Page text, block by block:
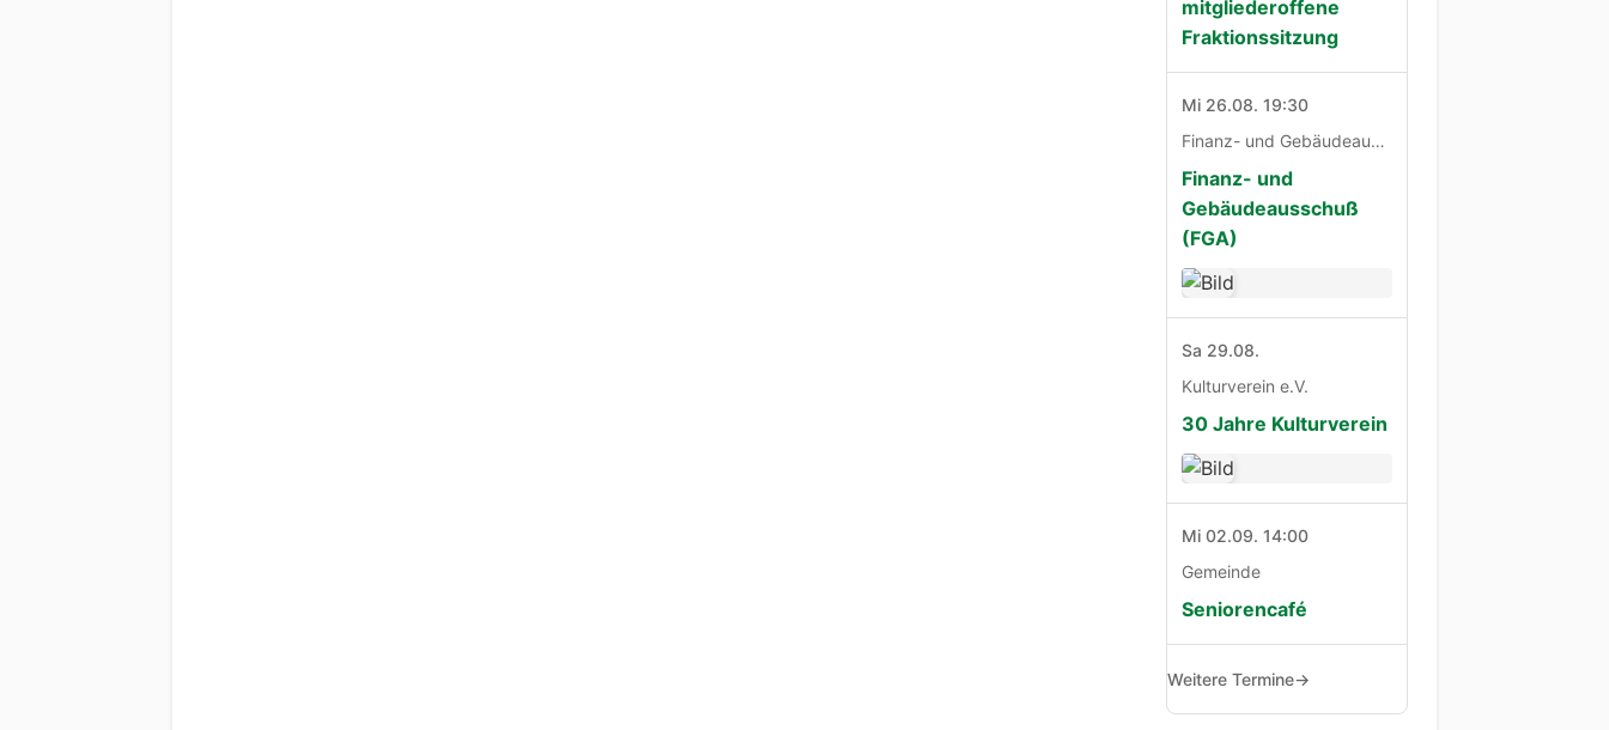
mitgliederoffene
Fraktionssitzung
Mi 26.08. 19:30
Finanz- und Gebäudeausschuß
Finanz- und
Gebäudeausschuß
(FGA)
Sa 29.08.
Kulturverein e.V.
30 Jahre Kulturverein
Mi 02.09. 14:00
Gemeinde
Seniorencafé
Weitere Termine→